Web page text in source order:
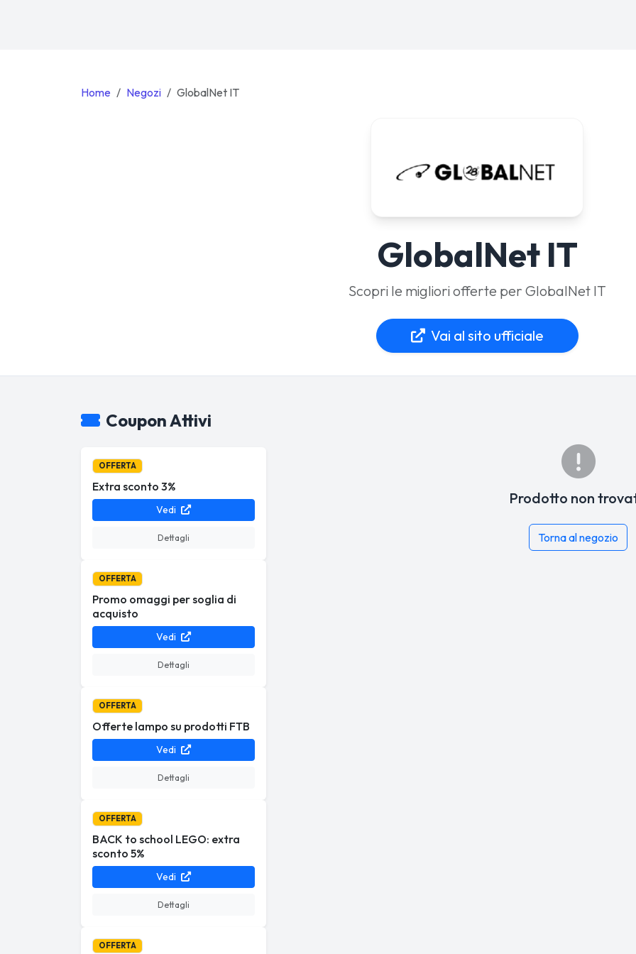
Home Negozi GlobalNet IT
GlobalNet IT
Scopri le migliori offerte per GlobalNet IT
Vai al sito ufficiale
Coupon Attivi
OFFERTA
Extra sconto 3%
Vedi
Dettagli
OFFERTA
Promo omaggi per soglia di
acquisto
Vedi
Dettagli
OFFERTA
Offerte lampo su prodotti FTB
Vedi
Dettagli
OFFERTA
BACK to school LEGO: extra
sconto 5%
Vedi
Dettagli
OFFERTA
Prodotto non
Torna al negozio